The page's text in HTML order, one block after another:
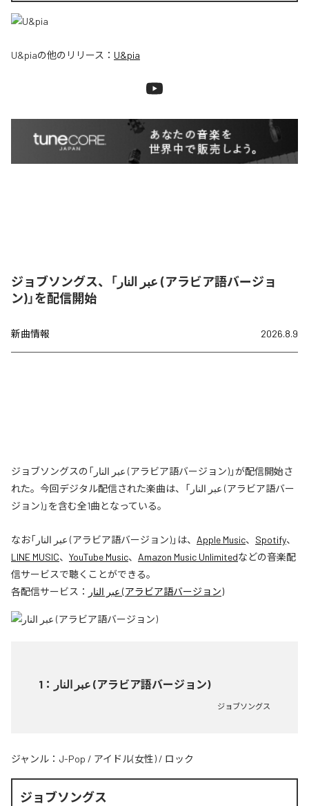
U&piaの他のリリース： U&pia
ジョブソングス、「عبر النار (アラビア語バージョ
ン)」を配信開始
新曲情報 2026.8.9
ジョブソングスの「عبر النار (アラビア語バージョン)」が配信開始さ
れた。今回デジタル配信された楽曲は、「عبر النار (アラビア語バー
ジョン)」を含む全1曲となっている。
なお「 عبر النار (アラビア語バージョン)」は、 Apple Music、 Spotify、
LINE MUSIC、 YouTube Music、 Amazon Music Unlimitedなどの音楽配
信サービスで聴くことができる。
各配信サービス：
عبر النار (アラビア語バージョン)
1 ： عبر النار (アラビア語バージョン)
ジョブソングス
ジャンル： J-Pop / アイドル(女性) / ロック
ジョブソングス